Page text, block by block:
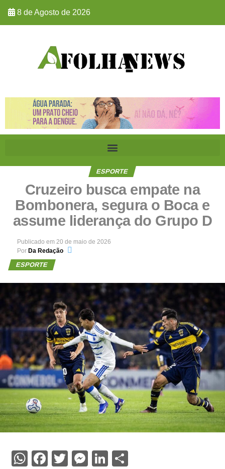
8 de Agosto de 2026
ESPORTE
Cruzeiro busca empate na
Bombonera, segura o Boca e
assume liderança do Grupo D
Publicado em 20 de maio de 2026
Por Da Redação
ESPORTE
WhatsApp
Facebook
TwitterMessenger
LinkedIn